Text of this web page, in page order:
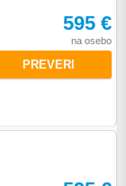
595 €
na osebo
PREVERI